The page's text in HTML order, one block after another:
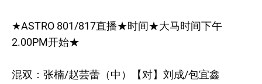
★ASTRO 801/817直播★时间★大马时间下午
2.00PM开始★
混双：张楠/赵芸蕾（中）【对】刘成/包宜鑫